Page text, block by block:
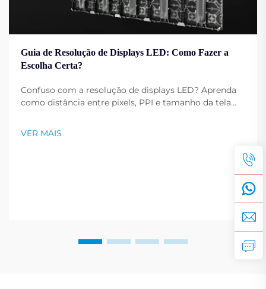
Guia de Resolução de Displays LED: Como Fazer a
Escolha Certa?
Confuso com a resolução de displays LED? Aprenda
como distância entre pixels, PPI e tamanho da tela
VER MAIS